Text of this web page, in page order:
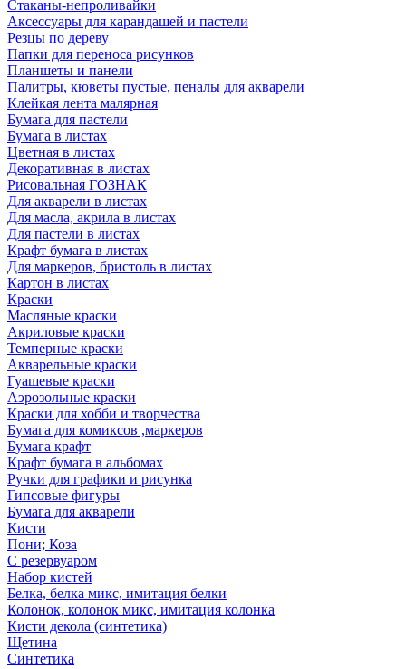
Стаканы-непроливайки
Аксессуары для карандашей и пастели
Резцы по дереву
Папки для переноса рисунков
Планшеты и панели
Палитры, кюветы пустые, пеналы для акварели
Клейкая лента малярная
Бумага для пастели
Бумага в листах
Цветная в листах
Декоративная в листах
Рисовальная ГОЗНАК
Для акварели в листах
Для масла, акрила в листах
Для пастели в листах
Крафт бумага в листах
Для маркеров, бристоль в листах
Картон в листах
Краски
Масляные краски
Акриловые краски
Темперные краски
Акварельные краски
Гуашевые краски
Аэрозольные краски
Краски для хобби и творчества
Бумага для комиксов ,маркеров
Бумага крафт
Крафт бумага в альбомах
Ручки для графики и рисунка
Гипсовые фигуры
Бумага для акварели
Кисти
Пони; Коза
С резервуаром
Набор кистей
Белка, белка микс, имитация белки
Колонок, колонок микс, имитация колонка
Кисти декола (синтетика)
Щетина
Синтетика